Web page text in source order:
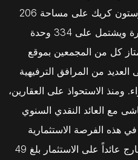
على 36 مبنى، بينما يقع عقار برستون كريك على مساحة 206
ألف متر مربع من الأرض المسورة ويشتمل على 334 وحدة
19 مبنى. ويمتاز كل من المجمعين بموقع
من المرافق الترفيهية
ومنذ الاستحواذ على العقارين،
مع العائد النقدي السنوي
هذه الفرصة الاستثمارية
بنسبة 8.5 بالمائة. وقد حقق التخارج عائداً على الاستثمار بلغ 49